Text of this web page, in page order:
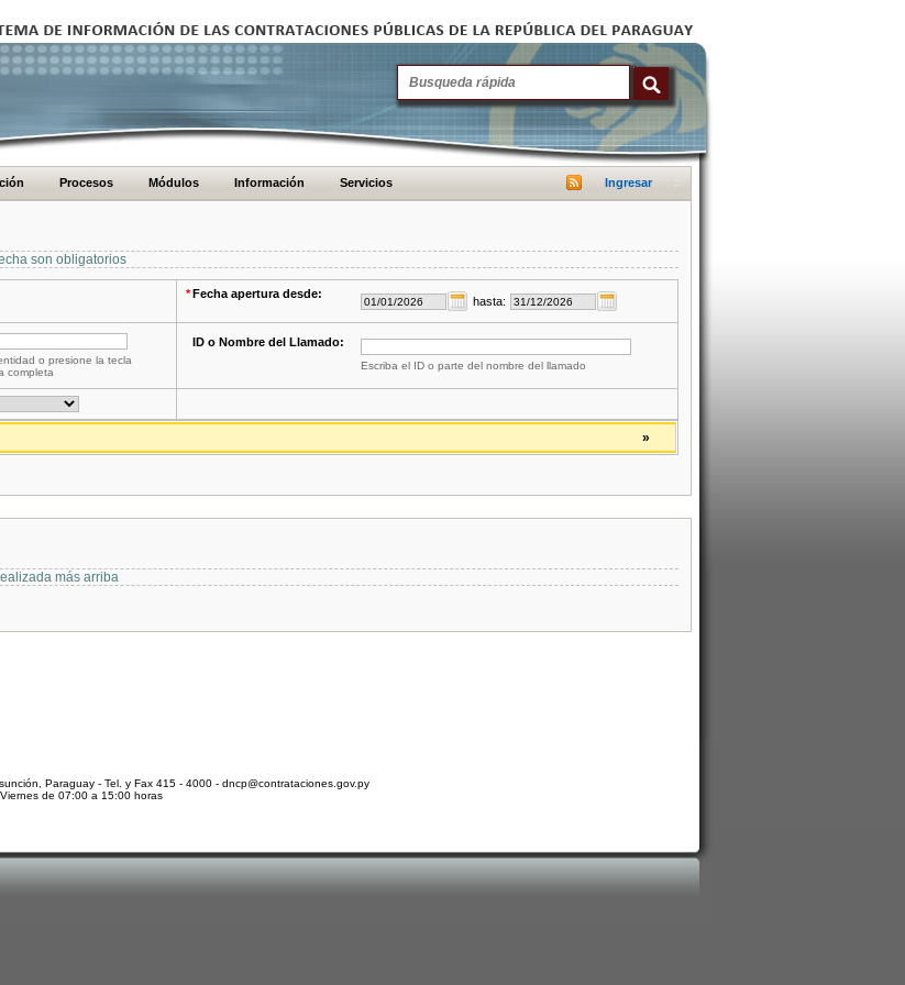
Procesos Módulos Información Servicios Ingresar
son obligatorios
*Fecha apertura desde:
hasta:
o presione la tecla
completa
ID o Nombre del Llamado:
Escriba el ID o parte del nombre del llamado
»
más arriba
Paraguay - Tel. y Fax 415 - 4000 - dncp@contrataciones.gov.py
de 07:00 a 15:00 horas